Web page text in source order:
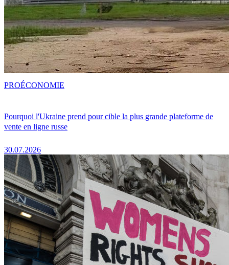
Pourquoi l'Ukraine prend pour cible la plus grande plateforme de
vente en ligne russe
30.07.2026
PROÉCONOMIE